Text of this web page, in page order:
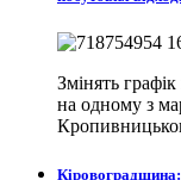
Змінять
на одному з
Кіровоградщина: